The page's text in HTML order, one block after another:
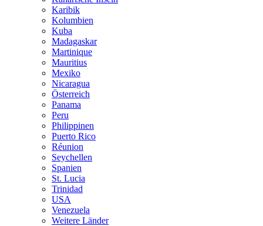
Karibik
Kolumbien
Kuba
Madagaskar
Martinique
Mauritius
Mexiko
Nicaragua
Österreich
Panama
Peru
Philippinen
Puerto Rico
Réunion
Seychellen
Spanien
St. Lucia
Trinidad
USA
Venezuela
Weitere Länder